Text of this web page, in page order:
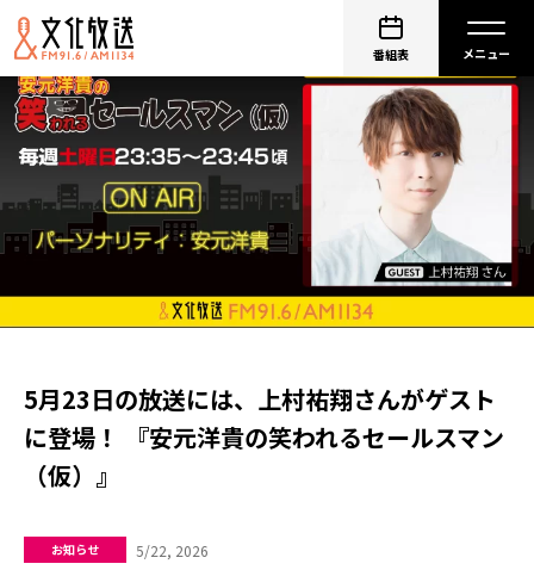
番組表
5月23日の放送には、上村祐翔さんがゲスト
に登場！ 『安元洋貴の笑われるセールスマン
（仮）』
お知らせ 5/22, 2026